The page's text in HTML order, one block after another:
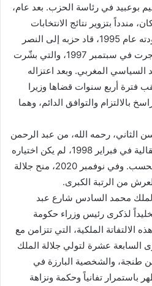
الرحيم بوعبيد في رئاسة الحزب. بعد عام،
مندداً بتزوير نتائج الانتخابات
التشريعية لعام 1993. وعند عودته عام 1995، قاد حزبه إلى النصر
في الانتخابات التشريعية التي جرت في سبتمبر 1997، والتي بشّرت
المغربي. وبعد اعتزاله
السياسية عام 2003 عقب فترة أربع سنوات قضاها وزيرا
بالالتزام والتوافق الدائم، وهما
الثاني، رحمه الله، من عبد الرحمن
اليوسفي تشكيل الحكومة الانتقالية في فبراير 1998، لم يكن اختياره
مجرد رمزية أو دلالة سياسية فحسب. وفي نوفمبر 2020، منح جلالة
من الرتبة الكبرى.
جلالة الملك محمد السادس شارع عبد
لذكرى رئيس وزراء حكومة
2002). وتأتي هذه الالتفاتة الملكية، التي تتزامن مع
السابعة عشرة لتولي جلالة الملك
طنجة، والشخصية البارزة في
باستمرار تفانياً وحكمة ونزاهة